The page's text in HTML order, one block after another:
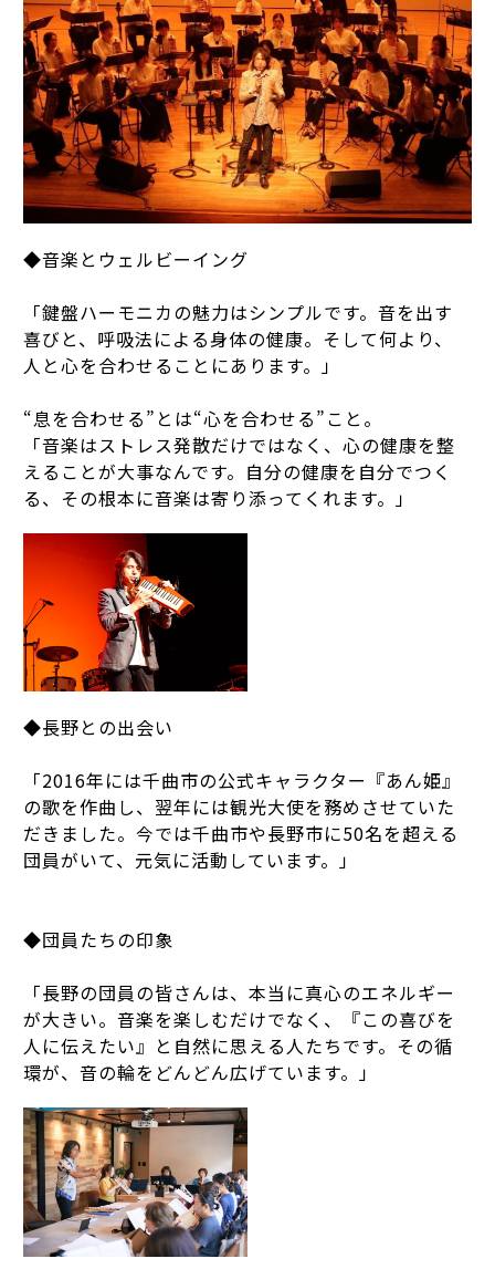
◆音楽とウェルビーイング
「鍵盤ハーモニカの魅力はシンプルです。音を出す
喜びと、呼吸法による身体の健康。そして何より、
人と心を合わせることにあります。」
“息を合わせる”とは“心を合わせる”こと。
「音楽はストレス発散だけではなく、心の健康を整
えることが大事なんです。自分の健康を自分でつく
る、その根本に音楽は寄り添ってくれます。」
◆長野との出会い
「2016年には千曲市の公式キャラクター『あん姫』
の歌を作曲し、翌年には観光大使を務めさせていた
だきました。今では千曲市や長野市に50名を超える
団員がいて、元気に活動しています。」
◆団員たちの印象
「長野の団員の皆さんは、本当に真心のエネルギー
が大きい。音楽を楽しむだけでなく、『この喜びを
人に伝えたい』と自然に思える人たちです。その循
環が、音の輪をどんどん広げています。」